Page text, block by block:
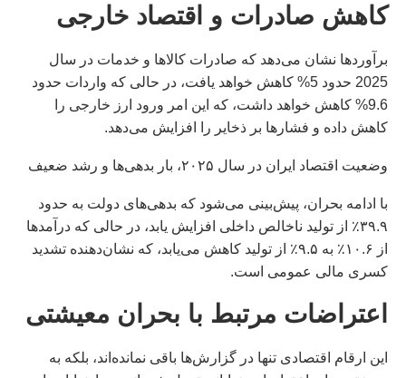
کاهش صادرات و اقتصاد خارجی
برآوردها نشان می‌دهد که صادرات کالاها و خدمات در سال
2025 حدود 5% کاهش خواهد یافت، در حالی که واردات حدود
9.6% کاهش خواهد داشت، که این امر ورود ارز خارجی را
کاهش داده و فشارها بر ذخایر را افزایش می‌دهد.
وضعیت اقتصاد ایران در سال ۲۰۲۵، بار بدهی‌ها و رشد ضعیف
با ادامه بحران، پیش‌بینی می‌شود که بدهی‌های دولت به حدود
۳۹.۹٪ از تولید ناخالص داخلی افزایش یابد، در حالی که درآمدها
از ۱۰.۶٪ به ۹.۵٪ از تولید کاهش می‌یابد، که نشان‌دهنده تشدید
کسری مالی عمومی است.
اعتراضات مرتبط با بحران معیشتی
این ارقام اقتصادی تنها در گزارش‌ها باقی نمانده‌اند، بلکه به